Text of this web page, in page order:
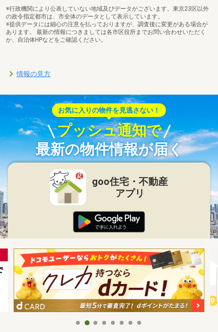
※行政機関により公表していない地域及びデータがございます。東京23区以外
の政令指定都市は、市全体のデータとして表示しています。
※提供データには細心の注意を払っておりますが、調査後に変更がある場合が
あります。 最新の情報につきましては各市区役所までお問い合わせいただく
か、自治体HPなどをご確認ください。
情報の見方
お気に入りの物件を見逃さない！
プッシュ通知で
最新の物件情報が届く
goo住宅・不動産
アプリ